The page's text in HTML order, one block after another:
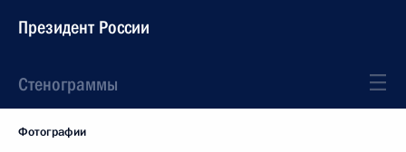
Президент России
Стенограммы
Фотографии